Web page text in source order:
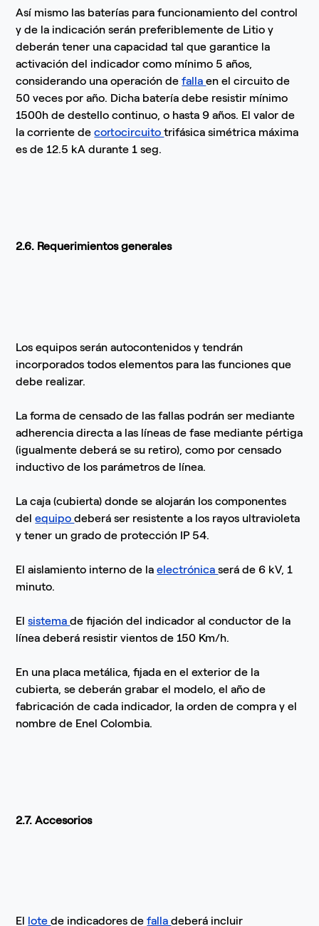
Así mismo las baterías para funcionamiento del control
y de la indicación serán preferiblemente de Litio y
deberán tener una capacidad tal que garantice la
activación del indicador como mínimo 5 años,
considerando una operación defallaen el circuito de
50 veces por año. Dicha batería debe resistir mínimo
1500h de destello continuo, o hasta 9 años. El valor de
la corriente decortocircuitotrifásica simétrica máxima
es de 12.5 kA durante 1 seg.
2.6. Requerimientos generales
Los equipos serán autocontenidos y tendrán
incorporados todos elementos para las funciones que
debe realizar.
La forma de censado de las fallas podrán ser mediante
adherencia directa a las líneas de fase mediante pértiga
(igualmente deberá se su retiro), como por censado
inductivo de los parámetros de línea.
La caja (cubierta) donde se alojarán los componentes
delequipodeberá ser resistente a los rayos ultravioleta
y tener un grado de protección IP 54.
El aislamiento interno de laelectrónicaserá de 6 kV, 1
minuto.
Elsistemade fijación del indicador al conductor de la
línea deberá resistir vientos de 150 Km/h.
En una placa metálica, fijada en el exterior de la
cubierta, se deberán grabar el modelo, el año de
fabricación de cada indicador, la orden de compra y el
nombre de Enel Colombia.
2.7. Accesorios
El lotede indicadores defalladeberá incluir